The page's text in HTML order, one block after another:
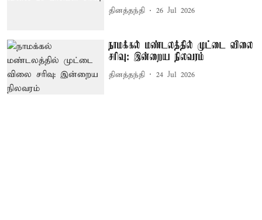
தினத்தந்தி 26 Jul 2026
நாமக்கல் மண்டலத்தில் முட்டை விலை
சரிவு: இன்றைய நிலவரம்
தினத்தந்தி 24 Jul 2026